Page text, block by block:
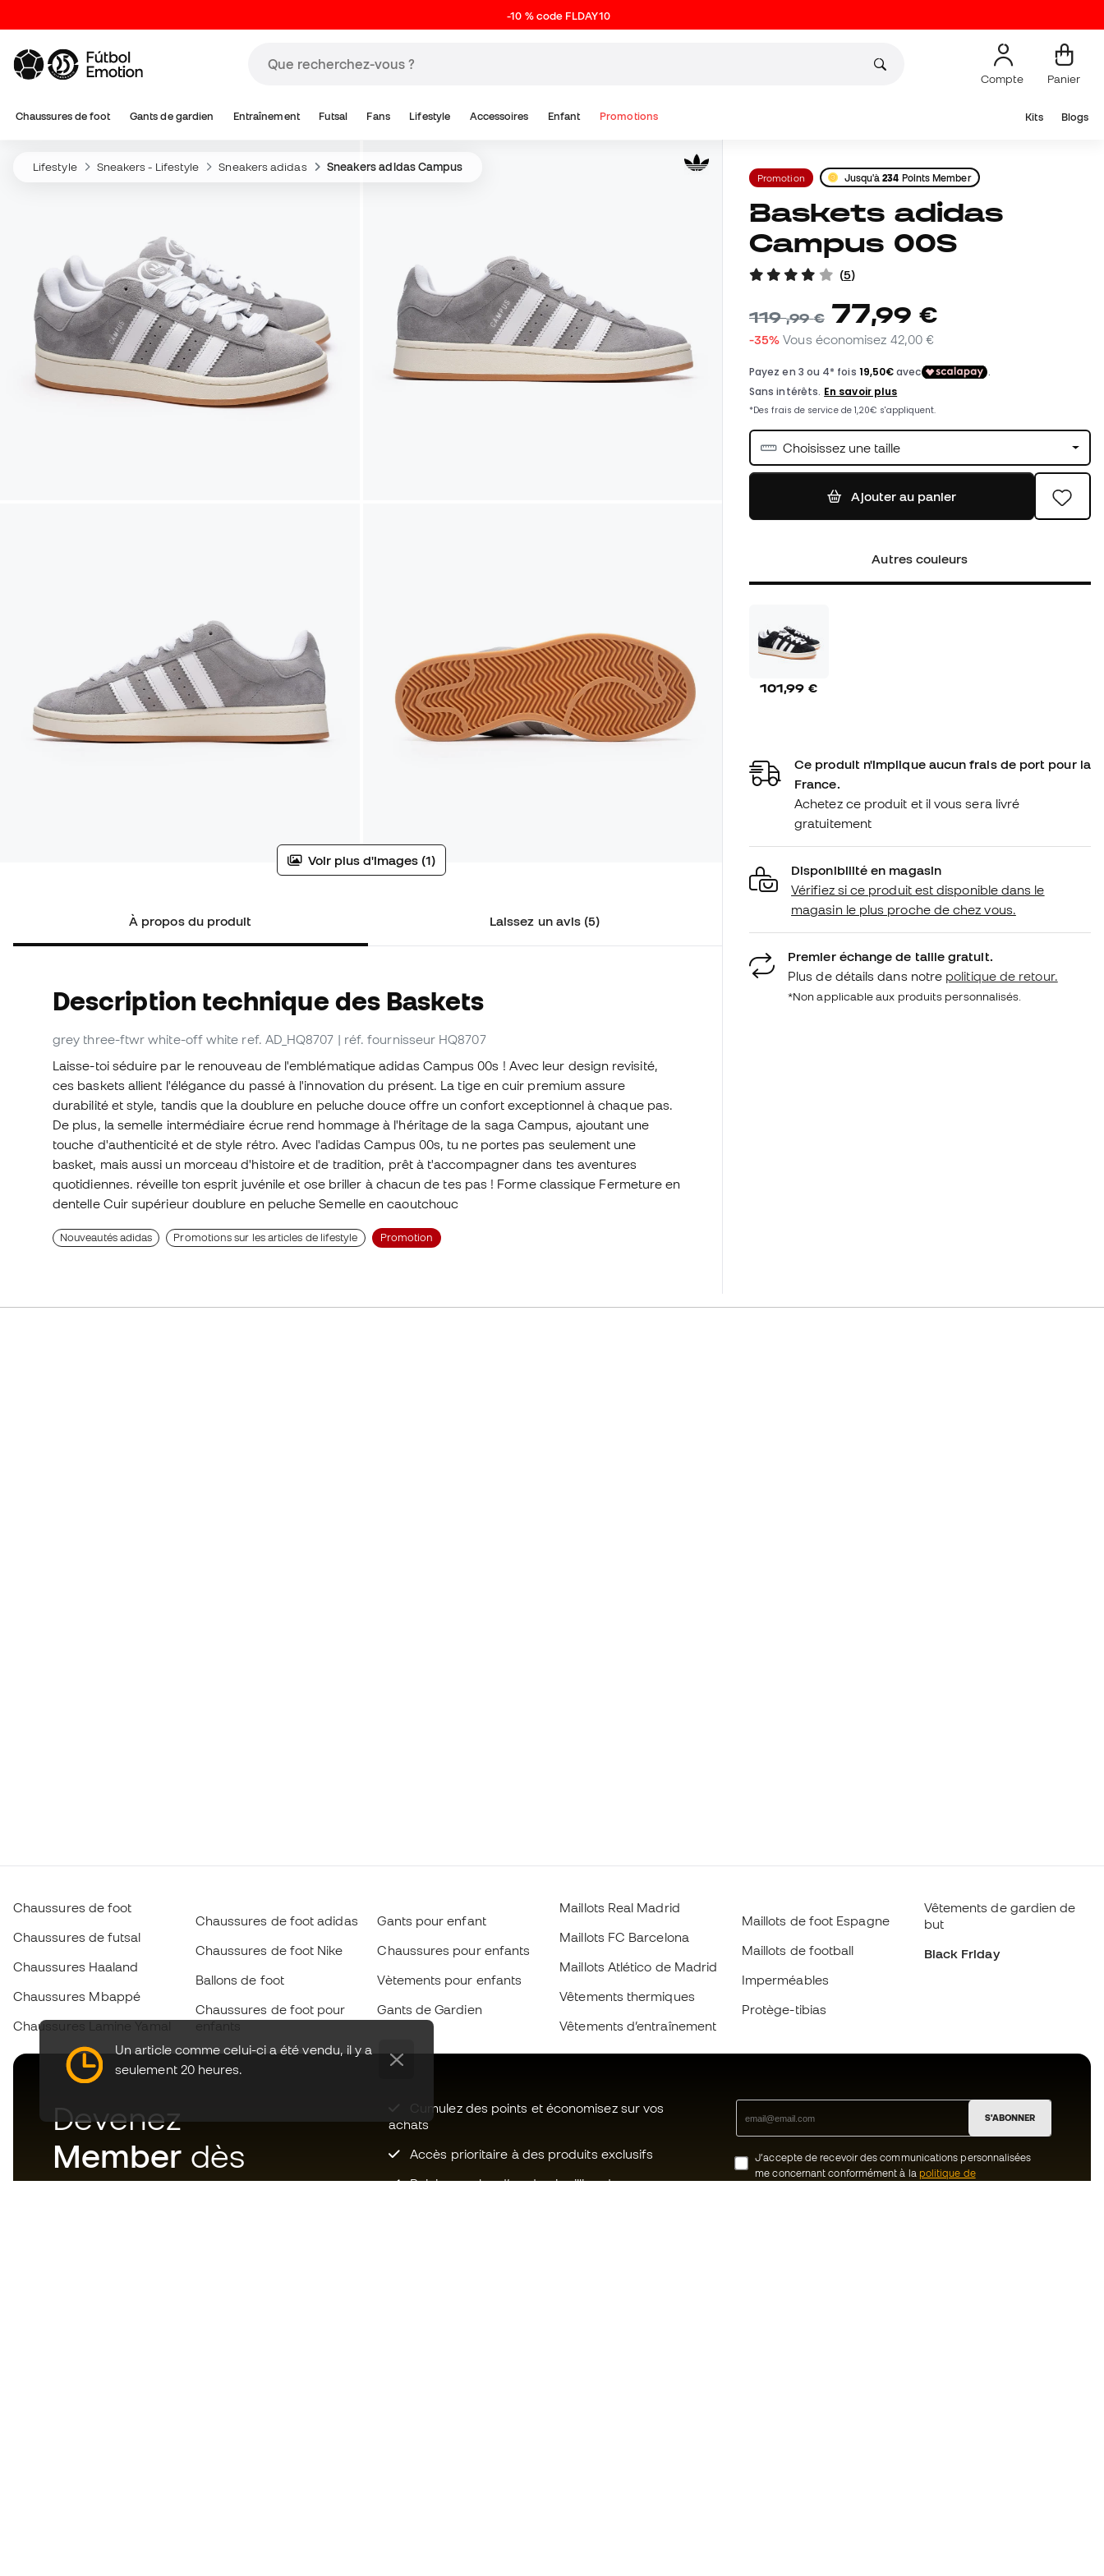
-10 % code FLDAY10
Compte Panier
Chaussures de foot Gants de gardien Entraînement Futsal Fans Lifestyle Accessoires Enfant Promotions Kits Blogs
Lifestyle Sneakers - Lifestyle Sneakers adidas Sneakers adidas Campus
Voir plus d'images (1)
À propos du produit Laissez un avis (5)
Description technique des Baskets
grey three-ftwr white-off white ref. AD_HQ8707 | réf. fournisseur HQ8707
Laisse-toi séduire par le renouveau de l'emblématique adidas Campus 00s ! Avec leur design revisité,
ces baskets allient l'élégance du passé à l'innovation du présent. La tige en cuir premium assure
durabilité et style, tandis que la doublure en peluche douce offre un confort exceptionnel à chaque pas.
De plus, la semelle intermédiaire écrue rend hommage à l'héritage de la saga Campus, ajoutant une
touche d'authenticité et de style rétro. Avec l'adidas Campus 00s, tu ne portes pas seulement une
basket, mais aussi un morceau d'histoire et de tradition, prêt à t'accompagner dans tes aventures
quotidiennes. réveille ton esprit juvénile et ose briller à chacun de tes pas ! Forme classique Fermeture en
dentelle Cuir supérieur doublure en peluche Semelle en caoutchouc
Nouveautés adidas Promotions sur les articles de lifestyle Promotion
Promotion Jusqu'à234 Points Member
Baskets adidas
Campus 00S
(5)
119,99 € 77,99 €
-35% Vous économisez 42,00 €
Choisissez une taille
Ajouter au panier
Autres couleurs
101,99 €
Ce produit n'implique aucun frais de port pour la
France.
Achetez ce produit et il vous sera livré
gratuitement
Disponibilité en magasin
Vérifiez si ce produit est disponible dans le
magasin le plus proche de chez vous.
Premier échange de taille gratuit.
Plus de détails dans notre politique de retour.
*Non applicable aux produits personnalisés.
Un article comme celui-ci a été vendu, il y a
seulement 20 heures.
Chaussures de foot
Chaussures de futsal
Chaussures Haaland
Chaussures Mbappé
Chaussures Lamine Yamal
Chaussures de foot adidas
Chaussures de foot Nike
Ballons de foot
Chaussures de foot pour
Gants pour enfant
Chaussures pour enfants
Vètements pour enfants
Gants de Gardien
Maillots Real Madrid
Maillots FC Barcelona
Maillots Atlético de Madrid
Vêtements thermiques
Vêtements d’entraînement
Maillots de foot Espagne
Maillots de football
Imperméables
Protège-tibias
Vêtements de gardien de
but
Black Friday
Devenez
Member dès
maintenant
Cumulez des points et économisez sur vos
achats
Accès prioritaire à des produits exclusifs
Rejoignez plus d’un demi-million de
S'ABONNER
J’accepte de recevoir des communications personnalisées
me concernant conformément à la politique de